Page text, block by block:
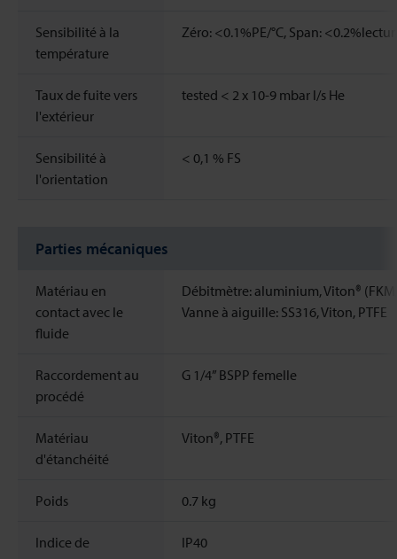
Sensibilité à la
température
Zéro: <0.1%PE/°C, Span:
Taux de fuite vers
l'extérieur
tested < 2 x 10-9 mbar l/s He
Sensibilité à
l'orientation
< 0,1 % FS
Parties mécaniques
Matériau en
contact avec le
fluide
Débitmètre: aluminium, Viton®
Vanne à aiguille: SS316, Viton, PTFE
Raccordement au
procédé
G 1/4” BSPP femelle
Matériau
d'étanchéité
Viton®, PTFE
Poids 0.7 kg
Indice de
IP40